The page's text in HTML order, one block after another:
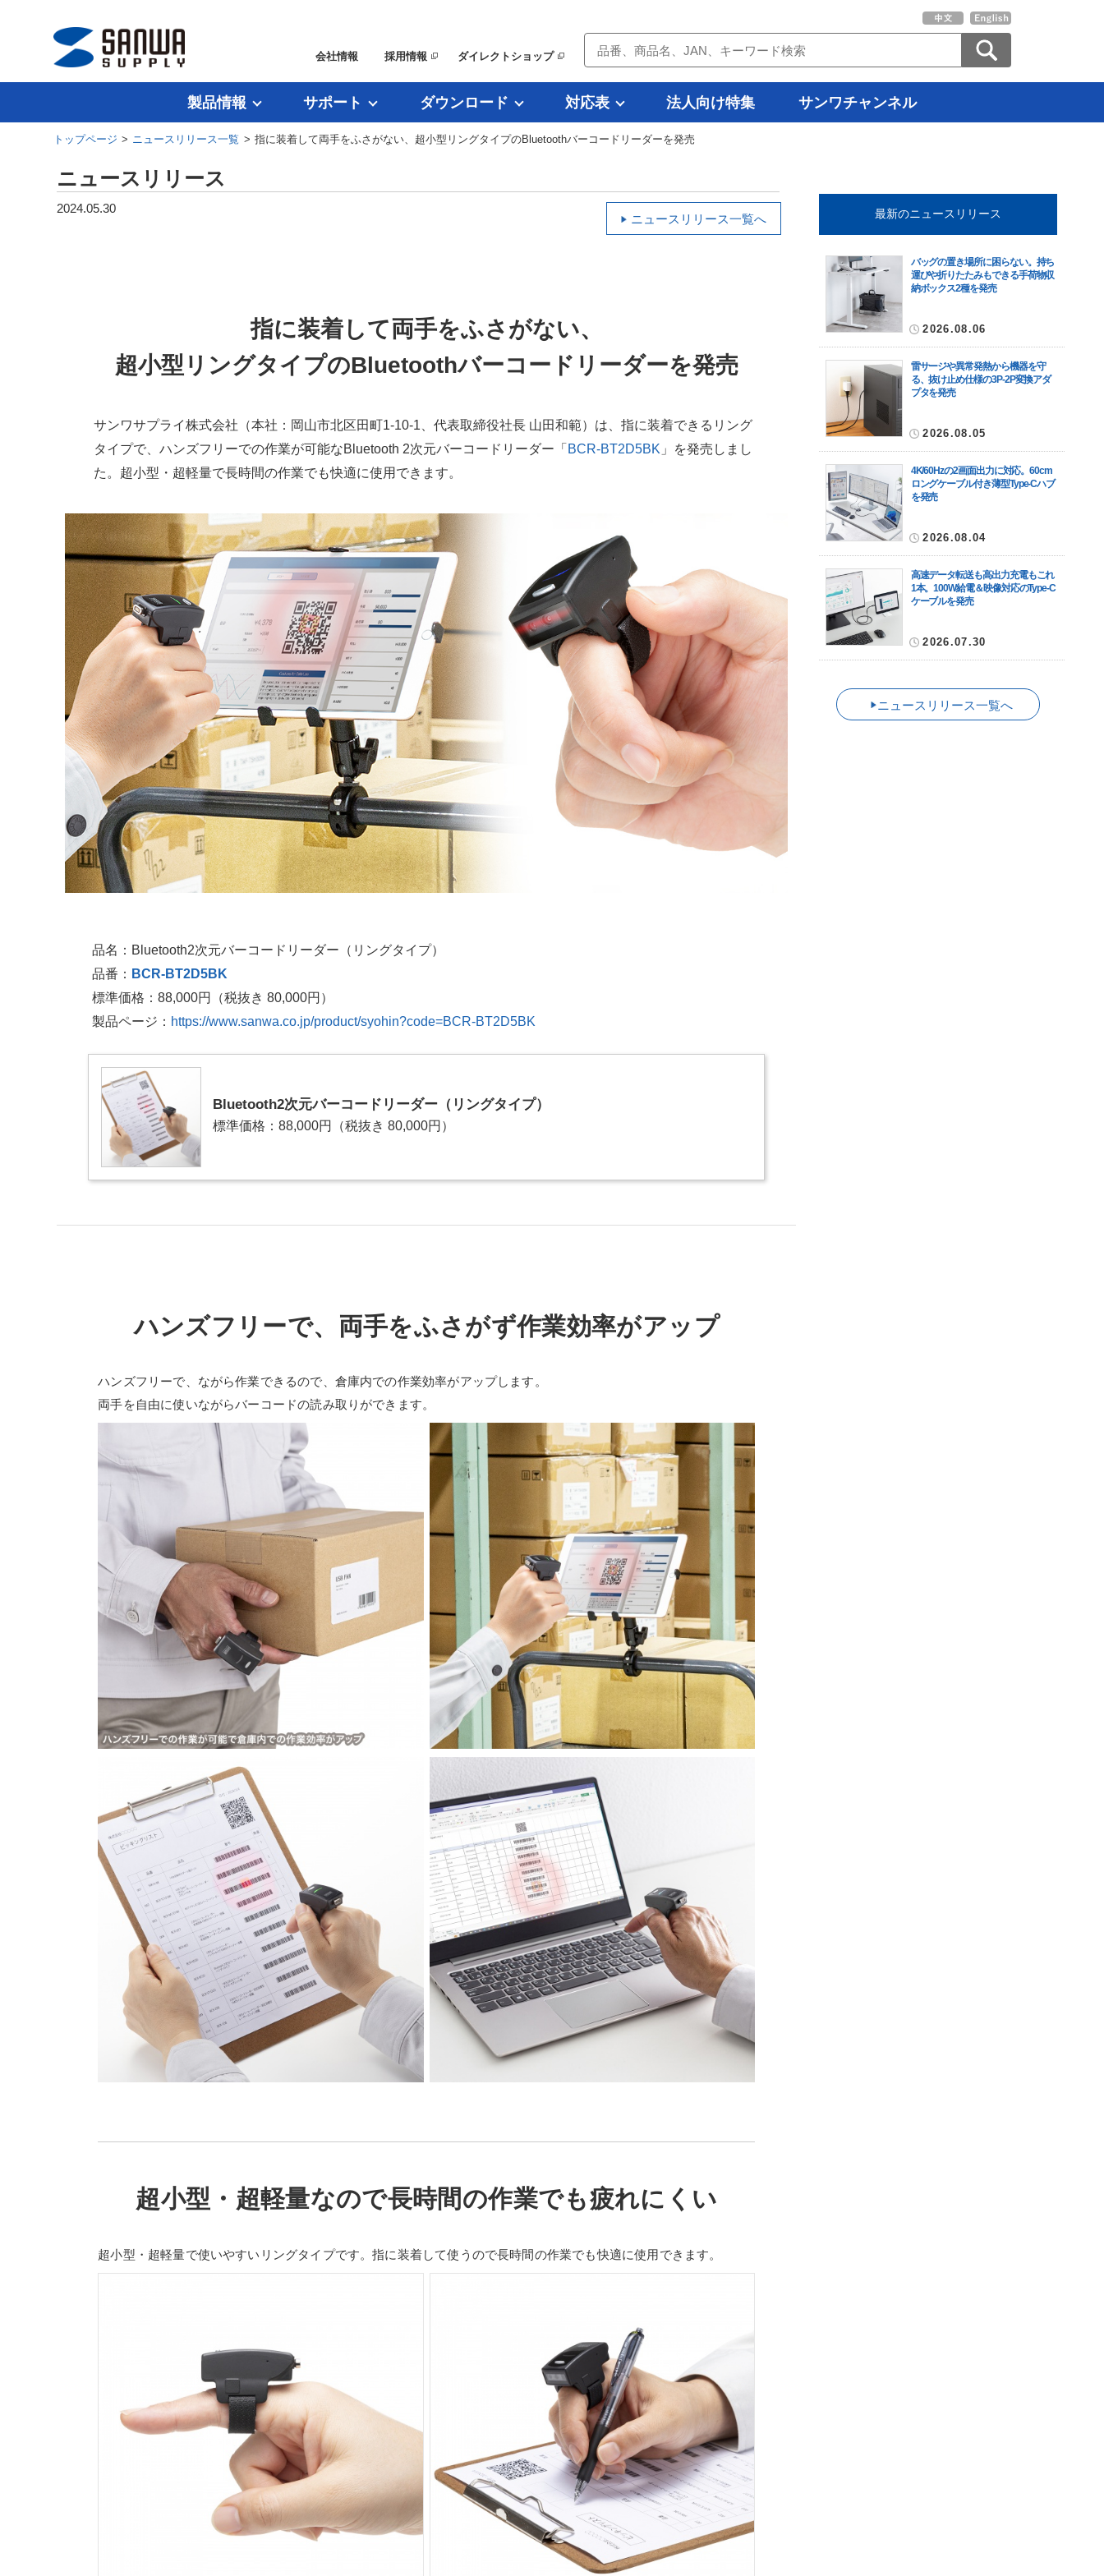
会社情報 採用情報 ダイレクトショップ
製品情報 サポート ダウンロード 対応表 法人向け特集 サンワチャンネル
トップページ > ニュースリリース一覧 > 指に装着して両手をふさがない、超小型リングタイプのBluetoothバーコードリーダーを発売
ニュースリリース
2024.05.30
ニュースリリース一覧へ
指に装着して両手をふさがない、
超小型リングタイプのBluetoothバーコードリーダーを発売
サンワサプライ株式会社（本社：岡山市北区田町1-10-1、代表取締役社長 山田和範）は、指に装着できるリング
タイプで、ハンズフリーでの作業が可能なBluetooth 2次元バーコードリーダー「 BCR-BT2D5BK 」を発売しまし
た。超小型・超軽量で長時間の作業でも快適に使用できます。
品名：Bluetooth2次元バーコードリーダー（リングタイプ）
品番： BCR-BT2D5BK
標準価格：88,000円
（税抜き 80,000円）
製品ページ： https://www.sanwa.co.jp/product/syohin?code=BCR-BT2D5BK
Bluetooth2次元バーコードリーダー（リングタイプ）
標準価格：88,000円 （税抜き 80,000円）
ハンズフリーで、両手をふさがず作業効率がアップ
ハンズフリーで、ながら作業できるので、倉庫内での作業効率がアップします。
両手を自由に使いながらバーコードの読み取りができます。
超小型・超軽量なので長時間の作業でも疲れにくい
超小型・超軽量で使いやすいリングタイプです。指に装着して使うので長時間の作業でも快適に使用できます。
最新のニュースリリース
2026.08.06
バッグの置き場所に困らない。持ち
運びや折りたたみもできる手荷物収
納ボックス2種を発売
2026.08.05
雷サージや異常発熱から機器を守
る、抜け止め仕様の3P-2P変換アダ
プタを発売
2026.08.04
4K/60Hzの2画面出力に対応。60cm
ロングケーブル付き薄型Type-Cハブ
を発売
2026.07.30
高速データ転送も高出力充電もこれ
1本。100W給電＆映像対応のType-C
ケーブルを発売
ニュースリリース一覧へ